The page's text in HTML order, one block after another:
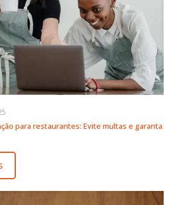
para restaurantes: Evite multas e garanta